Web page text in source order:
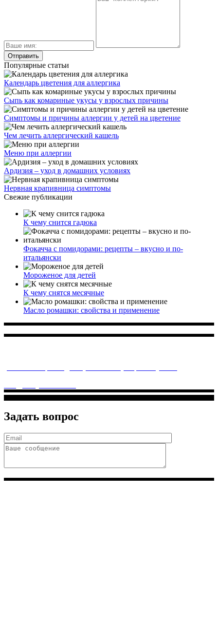
Популярные статьи
Календарь цветения для аллергика
Сыпь как комариные укусы у взрослых причины
Симптомы и причины аллергии у детей на цветение
Чем лечить аллергический кашель
Меню при аллергии
Ардизия – уход в домашних условиях
Нервная крапивница симптомы
Свежие публикации
К чему снится гадюка
Фокачча с помидорами: рецепты – вкусно и по-
итальянски
Мороженое для детей
К чему снятся месячные
Масло ромашки: свойства и применение
Задать вопрос